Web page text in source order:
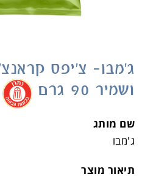
ג'מבו- צ'יפס
ושמיר 90 גרם
.
שם מותג
ג'מבו
תיאור מוצר